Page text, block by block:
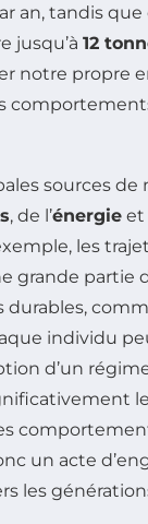
an, tandis
jusqu’à 12
notre propre
sources
, de l’énergie et
les
grande partie
individu
d’un
un acte
les